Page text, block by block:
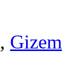
, Gizem